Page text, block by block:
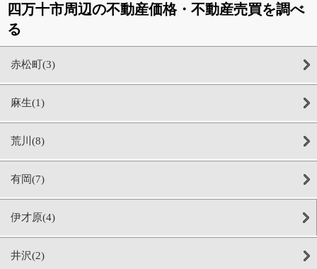
四万十市周辺の不動産価格・不動産売買を調べ
る
赤松町(3)
麻生(1)
荒川(8)
有岡(7)
伊才原(4)
井沢(2)